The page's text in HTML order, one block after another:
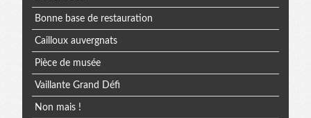
Bonne base de restauration
Cailloux auvergnats
Pièce de musée
Vaillante Grand Défi
Non mais !